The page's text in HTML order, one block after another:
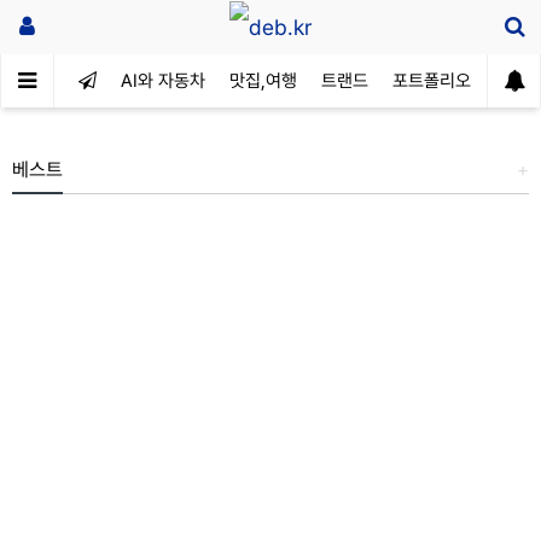
AI와 자동차 맛집,여행 트랜드 포트폴리오
+
베스트